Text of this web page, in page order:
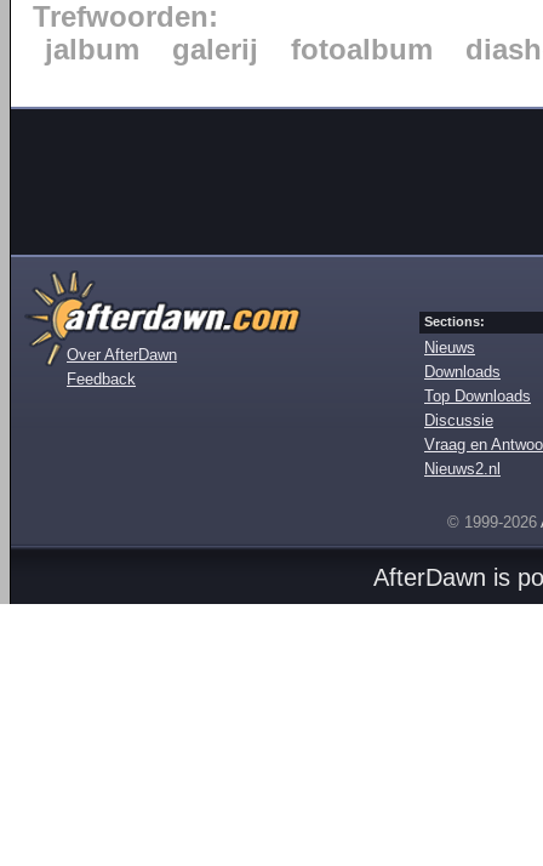
Trefwoorden:
jalbum
galerij fotoalbum
Over AfterDawn
Feedback
Sections:
Nieuws
Downloads
Top Downloads
Discussie
Vraag en
Nieuws2.nl
© 1999-2026
AfterDawn is